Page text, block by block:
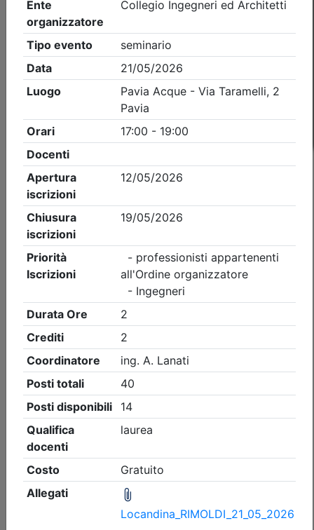
Criteri di ricerca applicati:
- Tipo Ordine/collegio:Ingegneri- Ordine:
Pavia- Eventi in programma dal9/8/2026
Dettagli evento
Gratuito
Ordine degli Ingegneri della provincia di Pavia
Volafenice Flying Museum - Visita
all’aeroporto e centro ricostruzione
aerei storici
Data:05/09/2026
Crediti:
Durata:3 ore
Iscrizioni:
dal 13/07/2026 al 26/08/2026
Tipologia:
visita guidata